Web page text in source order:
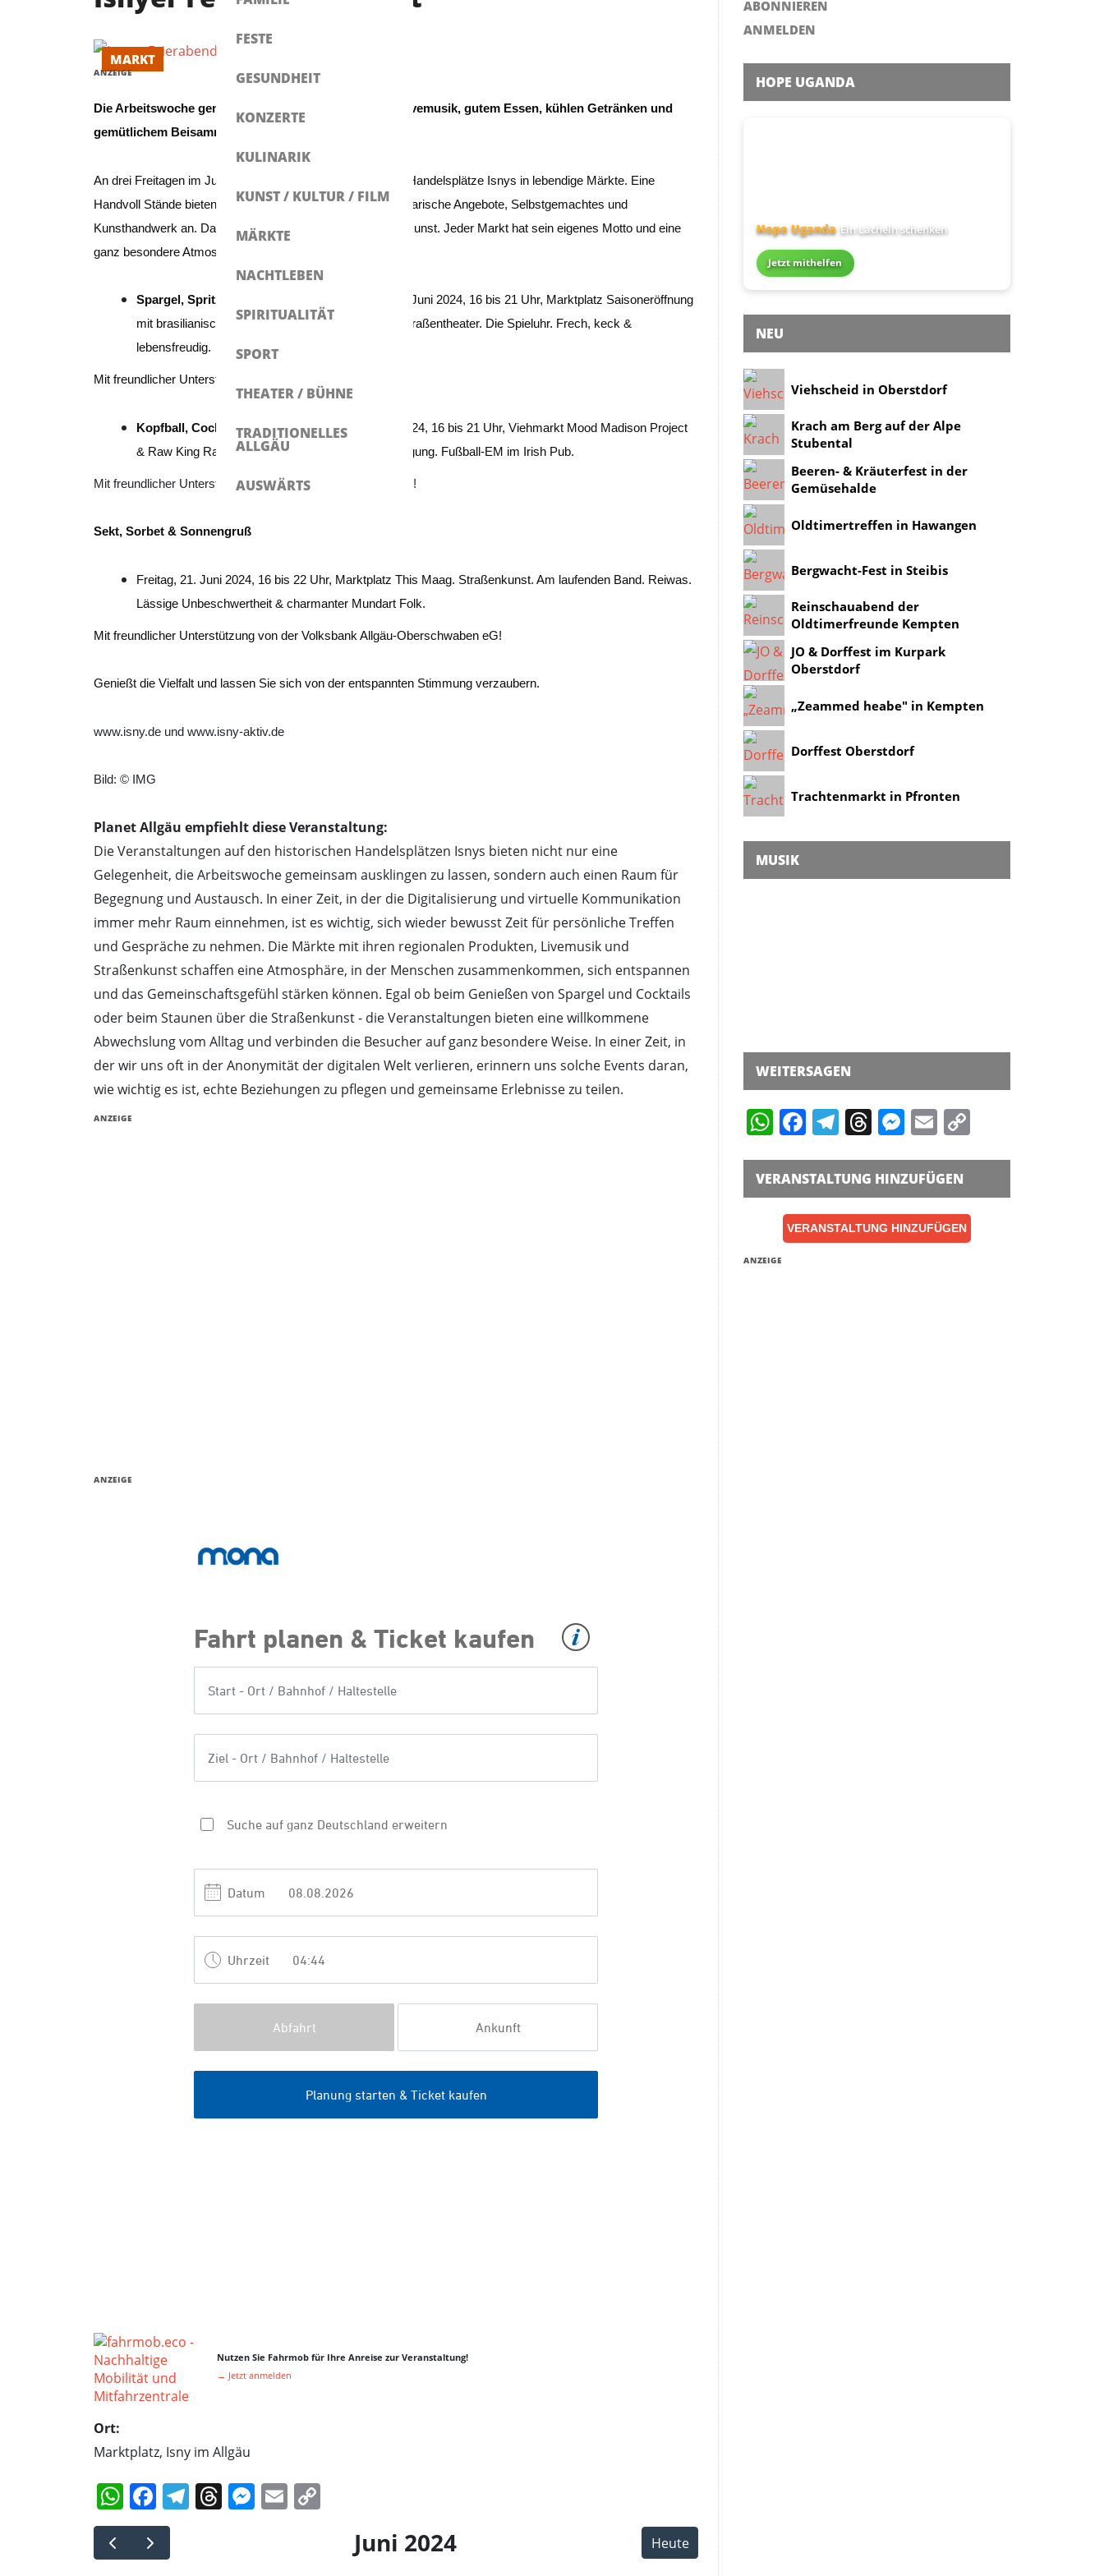
FESTE
GESUNDHEIT
KONZERTE
KULINARIK
KUNST / KULTUR / FILM
MÄRKTE
NACHTLEBEN
SPIRITUALITÄT
SPORT
THEATER / BÜHNE
TRADITIONELLES
ALLGÄU
AUSWÄRTS
MARKT
ANZEIGE
Die Arbeitswoche gemeinsam ausklingen lassen: Bei Livemusik, gutem Essen, kühlen Getränken und
gemütlichem Beisammensein.
An drei Freitagen im Juni verwandeln sich die historischen Handelsplätze Isnys in lebendige Märkte. Eine
Handvoll Stände bieten regionale Produkte, besondere kulinarische Angebote, Selbstgemachtes und
Kunsthandwerk an. Dazu gesellen sich Musik und Straßenkunst. Jeder Markt hat sein eigenes Motto und eine
ganz besondere Atmosphäre.
Spargel, Spritz & Erdbeerschnittchen
Freitag, 7. Juni 2024, 16 bis 21 Uhr, Marktplatz Saisoneröffnung
mit brasilianischen Rhythmen von SAMBINHA & Straßentheater. Die Spieluhr. Frech, keck &
lebensfreudig.
Mit freundlicher Unterstützung von der Früchte Jork GmbH!
Kopfball, Cocktails, BarbecueFreitag, 14. Juni 2024, 16 bis 21 Uhr, Viehmarkt Mood Madison Project
& Raw King Rats. Von Live-Musik zur Live-Übertragung. Fußball-EM im Irish Pub.
Mit freundlicher Unterstützung vom REWE Samuel Schönle!
Sekt, Sorbet & Sonnengruß
Freitag, 21. Juni 2024, 16 bis 22 Uhr, Marktplatz This Maag. Straßenkunst. Am laufenden Band. Reiwas.
Lässige Unbeschwertheit & charmanter Mundart Folk.
Mit freundlicher Unterstützung von der Volksbank Allgäu-Oberschwaben eG!
Genießt die Vielfalt und lassen Sie sich von der entspannten Stimmung verzaubern.
www.isny.de und www.isny-aktiv.de
Bild: © IMG
Planet Allgäu empfiehlt diese Veranstaltung:
Die Veranstaltungen auf den historischen Handelsplätzen Isnys bieten nicht nur eine
Gelegenheit, die Arbeitswoche gemeinsam ausklingen zu lassen, sondern auch einen Raum für
Begegnung und Austausch. In einer Zeit, in der die Digitalisierung und virtuelle Kommunikation
immer mehr Raum einnehmen, ist es wichtig, sich wieder bewusst Zeit für persönliche Treffen
und Gespräche zu nehmen. Die Märkte mit ihren regionalen Produkten, Livemusik und
Straßenkunst schaffen eine Atmosphäre, in der Menschen zusammenkommen, sich entspannen
und das Gemeinschaftsgefühl stärken können. Egal ob beim Genießen von Spargel und Cocktails
oder beim Staunen über die Straßenkunst - die Veranstaltungen bieten eine willkommene
Abwechslung vom Alltag und verbinden die Besucher auf ganz besondere Weise. In einer Zeit, in
der wir uns oft in der Anonymität der digitalen Welt verlieren, erinnern uns solche Events daran,
wie wichtig es ist, echte Beziehungen zu pflegen und gemeinsame Erlebnisse zu teilen.
ANZEIGE
ANZEIGE
Nutzen Sie Fahrmob für Ihre Anreise zur Veranstaltung!
→ Jetzt anmelden
Ort:
Marktplatz, Isny im Allgäu
WhatsApp
Facebook
Telegram
Threads
Messenger
Email
Juni 2024 Heute
ABONNIEREN
ANMELDEN
HOPE UGANDA
Hope Uganda Ein Lächeln schenken
Jetzt mithelfen
NEU
Viehscheid in Oberstdorf
Krach am Berg auf der Alpe
Stubental
Beeren- & Kräuterfest in der
Gemüsehalde
Oldtimertreffen in Hawangen
Bergwacht-Fest in Steibis
Reinschauabend der
Oldtimerfreunde Kempten
JO & Dorffest im Kurpark
Oberstdorf
„Zeammed heabe" in Kempten
Dorffest Oberstdorf
Trachtenmarkt in Pfronten
MUSIK
WEITERSAGEN
WhatsApp
Facebook
Telegram
Threads
Messenger
Email
VERANSTALTUNG HINZUFÜGEN
VERANSTALTUNG HINZUFÜGEN
ANZEIGE